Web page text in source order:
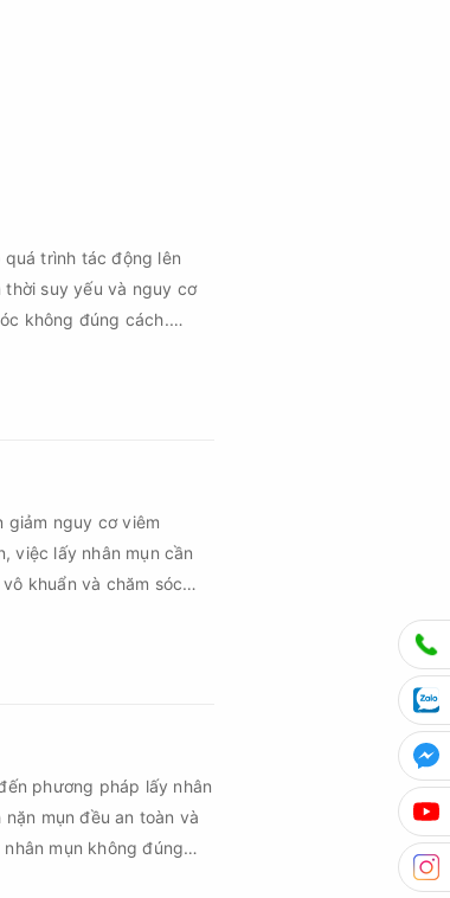
trình tác động lên
suy yếu và nguy cơ
không đúng cách.
nhanh hơn mà còn
giảm nguy cơ viêm
việc lấy nhân mụn cần
khuẩn và chăm sóc
phương pháp lấy nhân
mụn đều an toàn và
mụn không đúng
thậm chí là sẹo rỗ. Vậy